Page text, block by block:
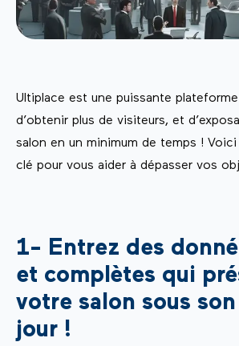
Ultiplace est une puissante
d’obtenir plus de visiteurs, et
salon en un minimum de temps !
clé pour vous aider à dépasser vos
1- Entrez des
et complètes qui
votre salon sous
jour !